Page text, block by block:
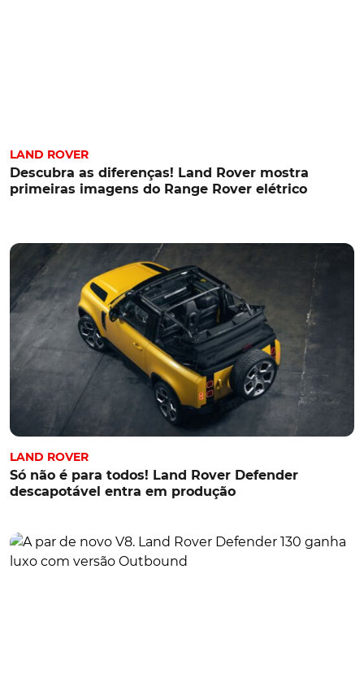
LAND ROVER
Descubra as diferenças! Land Rover mostra
primeiras imagens do Range Rover elétrico
LAND ROVER
Só não é para todos! Land Rover Defender
descapotável entra em produção